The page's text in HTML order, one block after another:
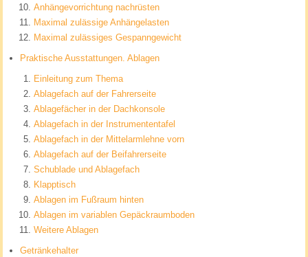
Anhängevorrichtung nachrüsten
Maximal zulässige Anhängelasten
Maximal zulässiges Gespanngewicht
Praktische Ausstattungen. Ablagen
Einleitung zum Thema
Ablagefach auf der Fahrerseite
Ablagefächer in der Dachkonsole
Ablagefach in der Instrumententafel
Ablagefach in der Mittelarmlehne vorn
Ablagefach auf der Beifahrerseite
Schublade und Ablagefach
Klapptisch
Ablagen im Fußraum hinten
Ablagen im variablen Gepäckraumboden
Weitere Ablagen
Getränkehalter